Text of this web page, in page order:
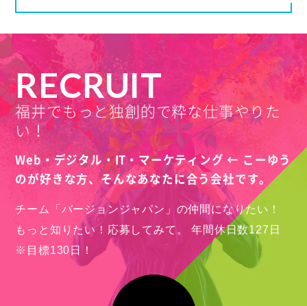
RECRUIT
福井でもっと独創的で粋な仕事やりた
い！
Web・デジタル・IT・マーケティング ← こーゆう
のが好きな方、そんなあなたに合う会社です。
チーム「バージョンジャパン」の仲間になりたい！
もっと知りたい！応募してみて。
年間休日数127日
※目標130日！